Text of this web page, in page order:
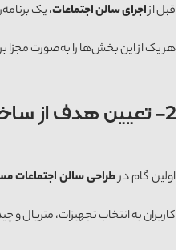
قبل ازاجرای سالن اجتماعات، یک
هر یک از این بخش‌ها را به‌صورت مجزا
2- تعیین هدف از ساخت سالن و نیازهای کاربران
اولین گام درطراحی سالن اجتماعات
کاربران به انتخاب تجهیزات، متریال